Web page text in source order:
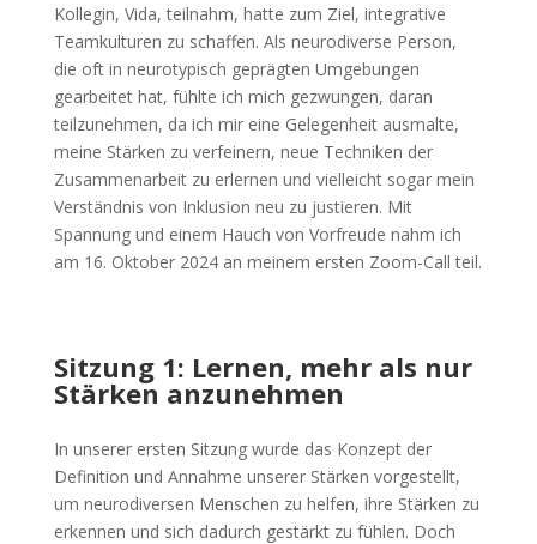
Kollegin, Vida, teilnahm, hatte zum Ziel, integrative
Teamkulturen zu schaffen. Als neurodiverse Person,
die oft in neurotypisch geprägten Umgebungen
gearbeitet hat, fühlte ich mich gezwungen, daran
teilzunehmen, da ich mir eine Gelegenheit ausmalte,
meine Stärken zu verfeinern, neue Techniken der
Zusammenarbeit zu erlernen und vielleicht sogar mein
Verständnis von Inklusion neu zu justieren. Mit
Spannung und einem Hauch von Vorfreude nahm ich
am 16. Oktober 2024 an meinem ersten Zoom-Call teil.
Sitzung 1: Lernen, mehr als nur
Stärken anzunehmen
In unserer ersten Sitzung wurde das Konzept der
Definition und Annahme unserer Stärken vorgestellt,
um neurodiversen Menschen zu helfen, ihre Stärken zu
erkennen und sich dadurch gestärkt zu fühlen. Doch